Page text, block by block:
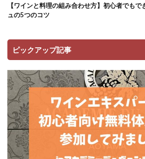
【ワインと料理の組み合わせ方】初心者でも
ュの5つのコツ
ピックアップ記事